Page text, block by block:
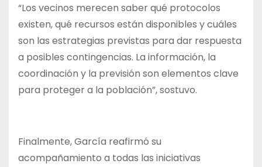
“Los vecinos merecen saber qué protocolos
existen, qué recursos están disponibles y cuáles
son las estrategias previstas para dar respuesta
a posibles contingencias. La información, la
coordinación y la previsión son elementos clave
para proteger a la población”, sostuvo.
Finalmente, García reafirmó su
acompañamiento a todas las iniciativas